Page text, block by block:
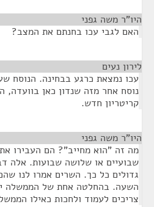
היו"ר משה גפני
האם לגבי עכו בחנתם את המצב?
לירון נעים
עכו נמצאת כרגע בבחינה. הנוסח
נוסח אחר מזה שנדון כאן בוועדה,
קריטריון חדש.
היו"ר משה גפני
מה זה "הוא מחייב"? הם העבירו
שבועיים או שלושה שבועות. אלה
גדולים כל כך. השרים אמרו לנו
השעה. בהחלטה אחת של הממשלה
צריכים לעמוד ולחכות כאילו